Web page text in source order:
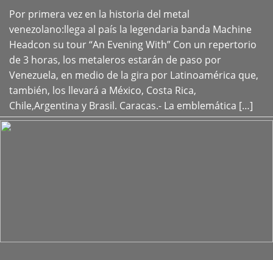
Por primera vez en la historia del metal
venezolano:llega al país la legendaria banda Machine
Headcon su tour “An Evening With” Con un repertorio
de 3 horas, los metaleros estarán de paso por
Venezuela, en medio de la gira por Latinoamérica que,
también, los llevará a México, Costa Rica,
Chile,Argentina y Brasil. Caracas.- La emblemática […]
+